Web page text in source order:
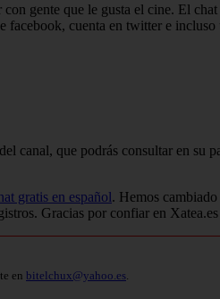
gente que le gusta el cine. El
facebook, cuenta en twitter e
canal, que podrás consultar en su
gratis en español. Hemos
Gracias por confiar en Xatea.es
en bitelchux@yahoo.es